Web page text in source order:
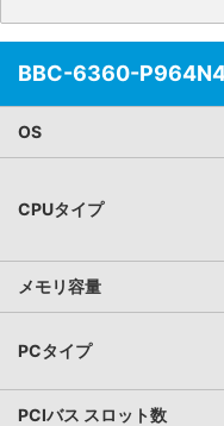
BBC-6360-
OS
CPUタイプ
メモリ容量
PCタイプ
PCIバス スロット数